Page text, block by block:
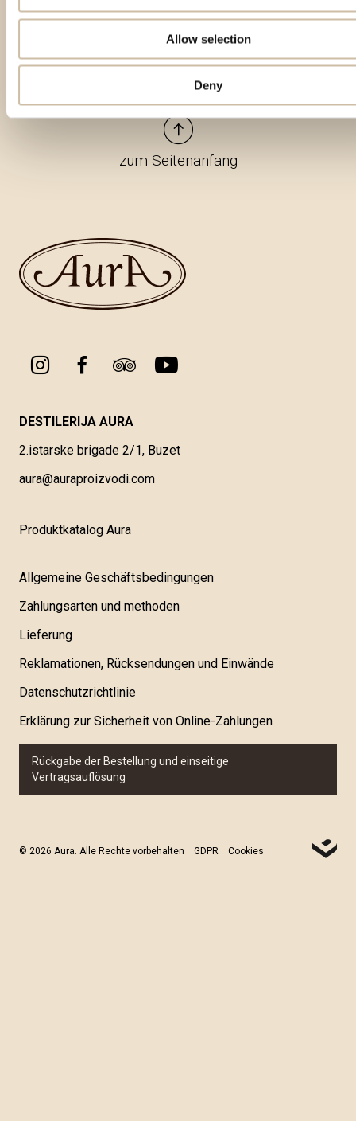
Allow selection
Deny
zum Seitenanfang
DESTILERIJA AURA
2.istarske brigade 2/1, Buzet
aura@auraproizvodi.com
Produktkatalog Aura
Allgemeine Geschäftsbedingungen
Zahlungsarten und methoden
Lieferung
Reklamationen, Rücksendungen und Einwände
Datenschutzrichtlinie
Erklärung zur Sicherheit von Online-Zahlungen
Rückgabe der Bestellung und einseitige
Vertragsauflösung
© 2026 Aura. Alle Rechte vorbehalten GDPR Cookies